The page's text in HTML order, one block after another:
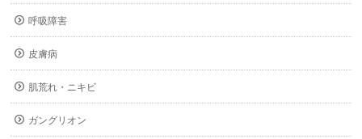
呼吸障害
皮膚病
肌荒れ・ニキビ
ガングリオン